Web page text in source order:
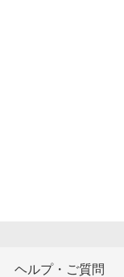
ヘルプ・ご質問